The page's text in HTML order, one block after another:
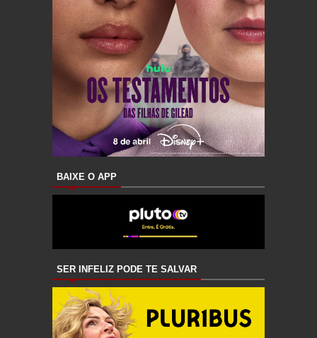
BAIXE O APP
SER INFELIZ PODE TE SALVAR